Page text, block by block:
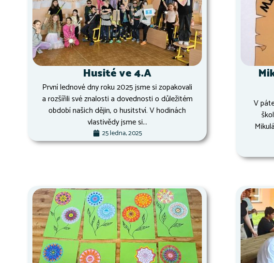
Husité ve 4.A
První lednové dny roku 2025 jsme si zopakovali
a rozšířili své znalosti a dovednosti o důležitém
období našich dějin, o husitství. V hodinách
vlastivědy jsme si...
25 ledna, 2025
V